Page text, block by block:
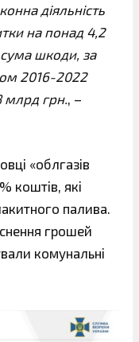
діяльність
на понад 4,2
шкоди, за
2016-2022
млрд грн., –
«облгазів
коштів, які
палива.
грошей
комунальні